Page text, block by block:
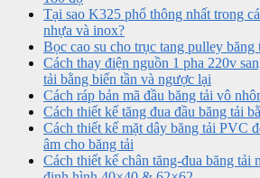
Tại sao K325 phổ thông nhất trong
nhựa và inox?
Bọc cao su cho trục tang pulley băng
Cách thay điện nguồn 1 pha 220v
tải bằng biến tần và ngược lại
Cách ráp bản mã đầu băng tải vô
Cách thiết kế tăng đua đầu băng tải
Cách thiết kế mặt dây băng tải PVC
âm cho băng tải
Cách thiết kế chân tăng-đua băng tải